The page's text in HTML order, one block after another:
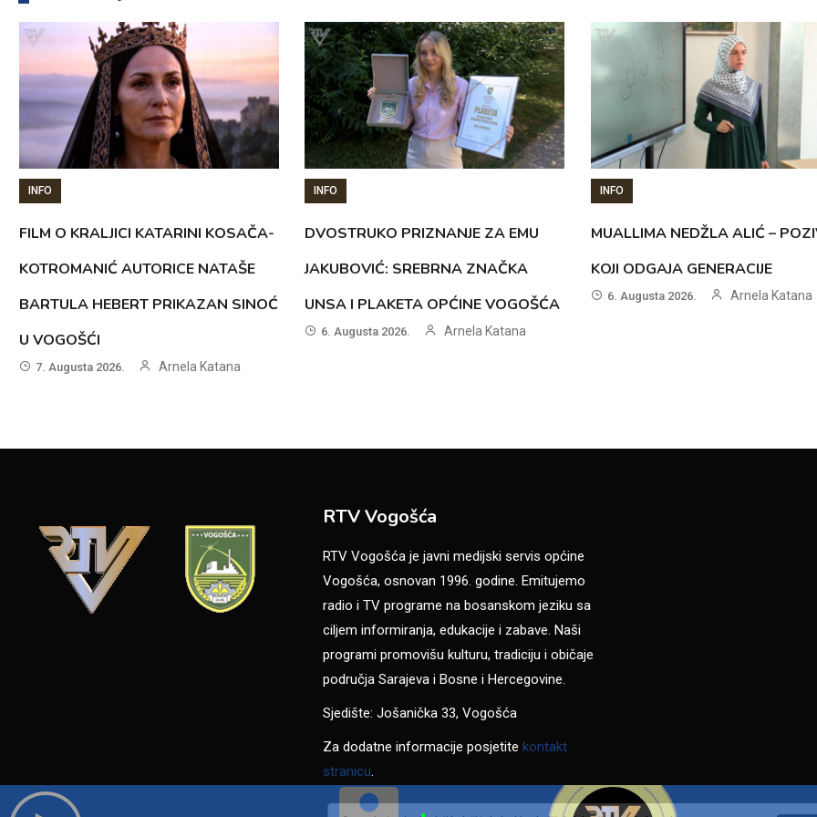
INFO
FILM O KRALJICI KATARINI KOSAČA-
KOTROMANIĆ AUTORICE NATAŠE
BARTULA HEBERT PRIKAZAN SINOĆ
U VOGOŠĆI
7. Augusta 2026. Arnela Katana
INFO
DVOSTRUKO PRIZNANJE ZA EMU
JAKUBOVIĆ: SREBRNA ZNAČKA
UNSA I PLAKETA OPĆINE VOGOŠĆA
6. Augusta 2026. Arnela Katana
INFO
MUALLIMA NEDŽLA ALIĆ –
KOJI ODGAJA GENERACIJE
6. Augusta 2026. Arnela Katana
RTV Vogošća
RTV Vogošća je javni medijski servis općine
Vogošća, osnovan 1996. godine. Emitujemo
radio i TV programe na bosanskom jeziku sa
ciljem informiranja, edukacije i zabave. Naši
programi promovišu kulturu, tradiciju i običaje
područja Sarajeva i Bosne i Hercegovine.
Sjedište: Jošanička 33, Vogošća
Za dodatne informacije posjetite kontakt
stranicu.